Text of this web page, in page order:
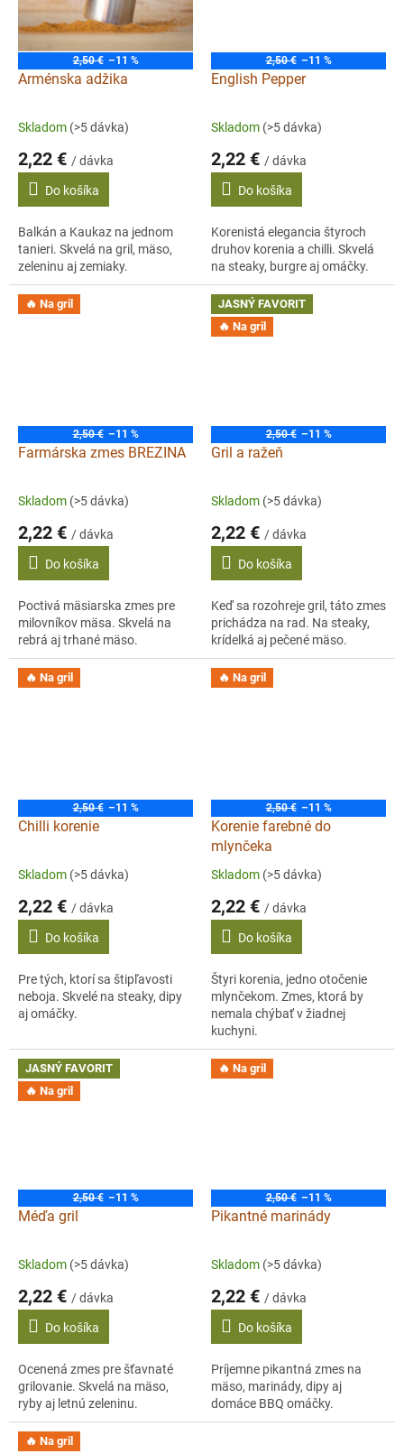
2,50 € –11 %
Arménska adžika
Skladom (>5 dávka)
2,22 € / dávka
Do košíka
Balkán a Kaukaz na jednom
tanieri. Skvelá na gril, mäso,
zeleninu aj zemiaky.
2,50 € –11 %
English Pepper
Skladom (>5 dávka)
2,22 € / dávka
Do košíka
Korenistá elegancia štyroch
druhov korenia a chilli. Skvelá
na steaky, burgre aj omáčky.
🔥 Na gril
2,50 € –11 %
Farmárska zmes BREZINA
Skladom (>5 dávka)
2,22 € / dávka
Do košíka
Poctivá mäsiarska zmes pre
milovníkov mäsa. Skvelá na
rebrá aj trhané mäso.
JASNÝ FAVORIT
🔥 Na gril
2,50 € –11 %
Gril a ražeň
Skladom (>5 dávka)
2,22 € / dávka
Do košíka
Keď sa rozohreje gril, táto zmes
prichádza na rad. Na steaky,
krídelká aj pečené mäso.
🔥 Na gril
2,50 € –11 %
Chilli korenie
Skladom (>5 dávka)
2,22 € / dávka
Do košíka
Pre tých, ktorí sa štipľavosti
neboja. Skvelé na steaky, dipy
aj omáčky.
🔥 Na gril
2,50 € –11 %
Korenie farebné do
mlynčeka
Skladom (>5 dávka)
2,22 € / dávka
Do košíka
Štyri korenia, jedno otočenie
mlynčekom. Zmes, ktorá by
nemala chýbať v žiadnej
kuchyni.
JASNÝ FAVORIT
🔥 Na gril
2,50 € –11 %
Méďa gril
Skladom (>5 dávka)
2,22 € / dávka
Do košíka
Ocenená zmes pre šťavnaté
grilovanie. Skvelá na mäso,
ryby aj letnú zeleninu.
🔥 Na gril
2,50 € –11 %
Pikantné marinády
Skladom (>5 dávka)
2,22 € / dávka
Do košíka
Príjemne pikantná zmes na
mäso, marinády, dipy aj
domáce BBQ omáčky.
🔥 Na gril